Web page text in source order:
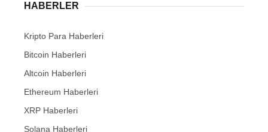
HABERLER
Kripto Para Haberleri
Bitcoin Haberleri
Altcoin Haberleri
Ethereum Haberleri
XRP Haberleri
Solana Haberleri